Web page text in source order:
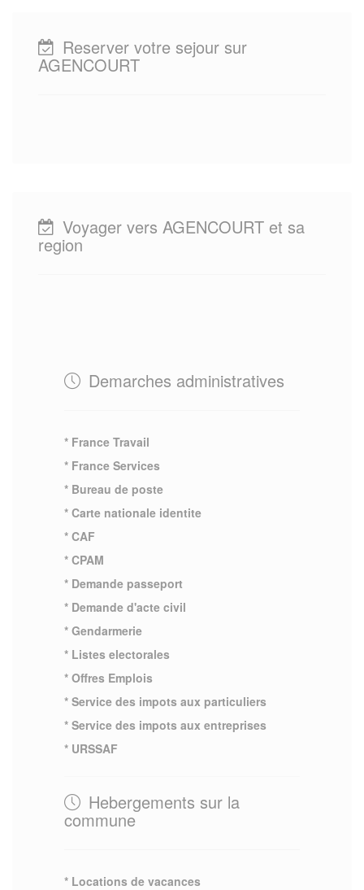
Reserver votre sejour sur
AGENCOURT
Voyager vers AGENCOURT et sa
region
Demarches administratives
* France Travail
* France Services
* Bureau de poste
* Carte nationale identite
* CAF
* CPAM
* Demande passeport
* Demande d'acte civil
* Gendarmerie
* Listes electorales
* Offres Emplois
* Service des impots aux particuliers
* Service des impots aux entreprises
* URSSAF
Hebergements sur la
commune
* Locations de vacances